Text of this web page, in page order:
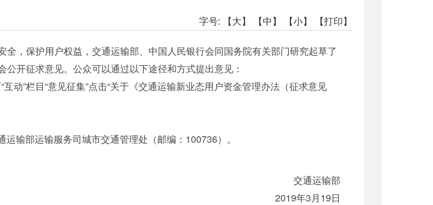
字号: 【大】 【中】 【小】 【打印】
，保护用户权益，交通运输部、中国人民银行会同国务院有关部门研究起草了
开征求意见。公众可以通过以下途径和方式提出意见：
动”栏目“意见征集”点击“关于《交通运输新业态用户资金管理办法（征求意见
输部运输服务司城市交通管理处（邮编：100736）。
交通运输部
2019年3月19日